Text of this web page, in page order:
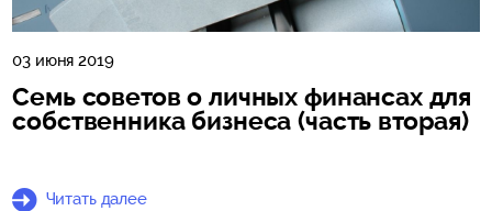
03 июня 2019
Семь советов о личных финансах для
собственника бизнеса (часть вторая)
Читать далее